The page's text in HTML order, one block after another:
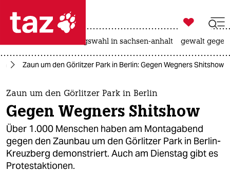
 taz zahl ich
taz zahl ich
themen
politik
öko
gesellschaft

taz zahl ich
landtagswahl in sachsen-anhalt gewalt
Zaun um den Görlitzer Park in Berlin: Gegen Wegners Shitshow
Zaun um den Görlitzer Park in Berlin
Gegen Wegners Shitshow
Über 1.000 Menschen haben am Montagabend
gegen den Zaunbau um den Görlitzer Park in Berlin-
Kreuzberg demonstriert. Auch am Dienstag gibt es
Protestaktionen.